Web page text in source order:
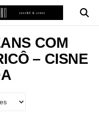
COM
– CISNE